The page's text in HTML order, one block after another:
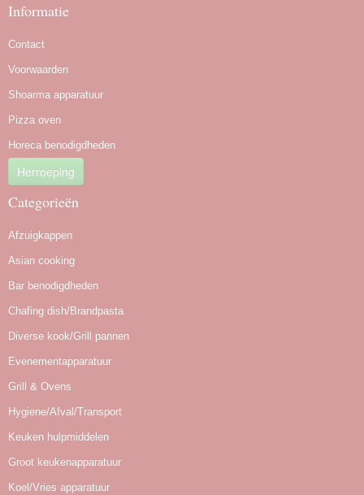
Informatie
Contact
Voorwaarden
Shoarma apparatuur
Pizza oven
Horeca benodigdheden
Herroeping
Categorieën
Afzuigkappen
Asian cooking
Bar benodigdheden
Chafing dish/Brandpasta
Diverse kook/Grill pannen
Evenementapparatuur
Grill & Ovens
Hygiene/Afval/Transport
Keuken hulpmiddelen
Groot keukenapparatuur
Koel/Vries apparatuur